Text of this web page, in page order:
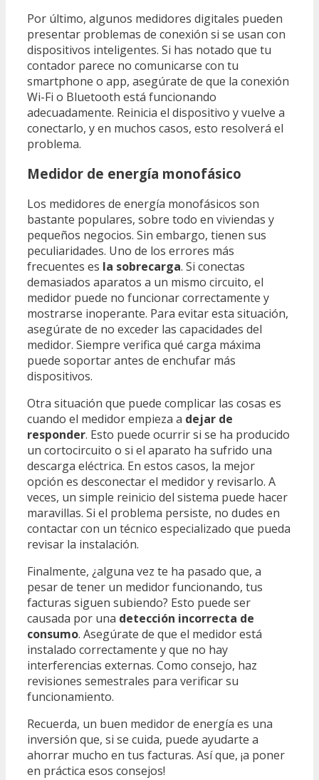
Por último, algunos medidores digitales pueden
presentar problemas de conexión si se usan con
dispositivos inteligentes. Si has notado que tu
contador parece no comunicarse con tu
smartphone o app, asegúrate de que la conexión
Wi-Fi o Bluetooth está funcionando
adecuadamente. Reinicia el dispositivo y vuelve a
conectarlo, y en muchos casos, esto resolverá el
problema.
Medidor de energía monofásico
Los medidores de energía monofásicos son
bastante populares, sobre todo en viviendas y
pequeños negocios. Sin embargo, tienen sus
peculiaridades. Uno de los errores más
frecuentes es la sobrecarga. Si conectas
demasiados aparatos a un mismo circuito, el
medidor puede no funcionar correctamente y
mostrarse inoperante. Para evitar esta situación,
asegúrate de no exceder las capacidades del
medidor. Siempre verifica qué carga máxima
puede soportar antes de enchufar más
dispositivos.
Otra situación que puede complicar las cosas es
cuando el medidor empieza a dejar de
responder. Esto puede ocurrir si se ha producido
un cortocircuito o si el aparato ha sufrido una
descarga eléctrica. En estos casos, la mejor
opción es desconectar el medidor y revisarlo. A
veces, un simple reinicio del sistema puede hacer
maravillas. Si el problema persiste, no dudes en
contactar con un técnico especializado que pueda
revisar la instalación.
Finalmente, ¿alguna vez te ha pasado que, a
pesar de tener un medidor funcionando, tus
facturas siguen subiendo? Esto puede ser
causada por una detección incorrecta de
consumo. Asegúrate de que el medidor está
instalado correctamente y que no hay
interferencias externas. Como consejo, haz
revisiones semestrales para verificar su
funcionamiento.
Recuerda, un buen medidor de energía es una
inversión que, si se cuida, puede ayudarte a
ahorrar mucho en tus facturas. Así que, ¡a poner
en práctica esos consejos!